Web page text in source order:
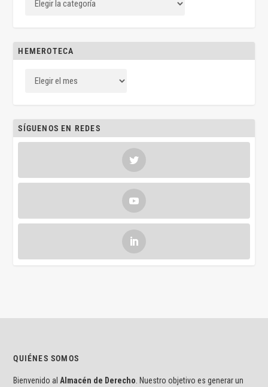
HEMEROTECA
SÍGUENOS EN REDES
QUIÉNES SOMOS
Bienvenido al Almacén de Derecho . Nuestro objetivo es generar un